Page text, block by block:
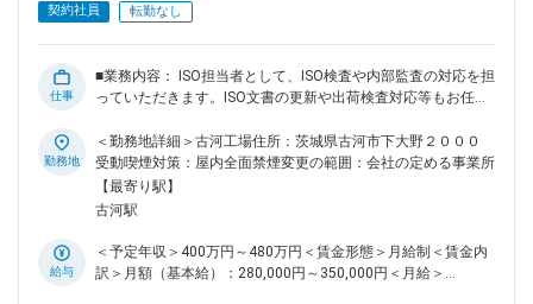
dodaの使い方は？
契約社員 転勤なし
仕事
■業務内容： ISO担当者として、ISO検査や内部監査の対応を担
っていただきます。ISO文書の更新や出荷検査対応等もお任せ
心に、業界や当社の特徴等も学んでいただきます。 ・入社2～
6ヶ月：ISO業務を担当しながら、当社で必要な検査資格を取
得していただきます。 ・入社6ヶ月～1年：ISO・監査対応をお
任せいたします。 ■当社について： 当社は2027年に創業100
見かけない設備ですが、施設内に電力を送り込むために必要不
可欠な設備です。 当社の製造する配電盤は、国立競技場や羽
勤務地
＜勤務地詳細＞古河工場住所：茨城県古河市下大野２０００
受動喫煙対策：屋内全面禁煙変更の範囲：会社の定める事業所
【最寄り駅】
古河駅
給与
＜予定年収＞400万円～480万円＜賃金形態＞月給制＜賃金内
訳＞月額（基本給）：280,000円～350,000円＜月給＞